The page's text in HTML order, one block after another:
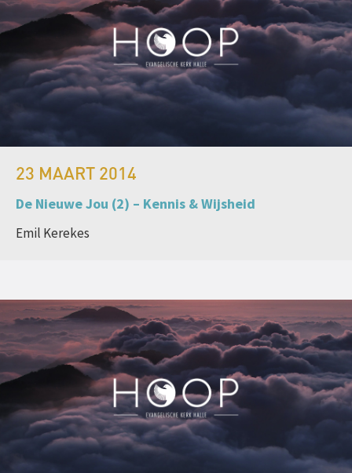
23 MAART 2014
De Nieuwe Jou (2) – Kennis & Wijsheid
Emil Kerekes